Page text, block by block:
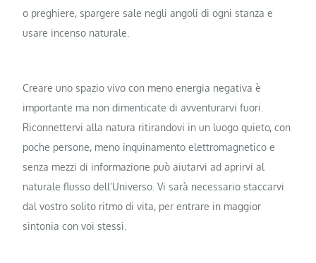
o preghiere, spargere sale negli angoli di ogni stanza e
usare incenso naturale.
Creare uno spazio vivo con meno energia negativa è
importante ma non dimenticate di avventurarvi fuori.
Riconnettervi alla natura ritirandovi in un luogo quieto, con
poche persone, meno inquinamento elettromagnetico e
senza mezzi di informazione può aiutarvi ad aprirvi al
naturale flusso dell’Universo. Vi sarà necessario staccarvi
dal vostro solito ritmo di vita, per entrare in maggior
sintonia con voi stessi.